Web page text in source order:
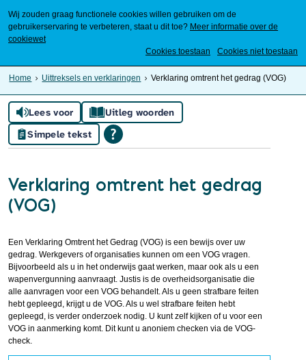
Wij zouden graag functionele cookies willen gebruiken om de
gebruikerservaring te verbeteren, staat u dit toe? Meer informatie over de
cookiewet
Cookies toestaan
Cookies niet toestaan
Home Uittreksels en verklaringen Verklaring omtrent het gedrag (VOG)
Lees voor
Uitleg woorden
Simpele tekst
Verklaring omtrent het gedrag
(VOG)
Een Verklaring Omtrent het Gedrag (VOG) is een bewijs over uw
gedrag. Werkgevers of organisaties kunnen om een VOG vragen.
Bijvoorbeeld als u in het onderwijs gaat werken, maar ook als u een
wapenvergunning aanvraagt. Justis is de overheidsorganisatie die
alle aanvragen voor een VOG behandelt. Als u geen strafbare feiten
hebt gepleegd, krijgt u de VOG. Als u wel strafbare feiten hebt
gepleegd, is verder onderzoek nodig. U kunt zelf kijken of u voor een
VOG in aanmerking komt. Dit kunt u anoniem checken via de VOG-
check.